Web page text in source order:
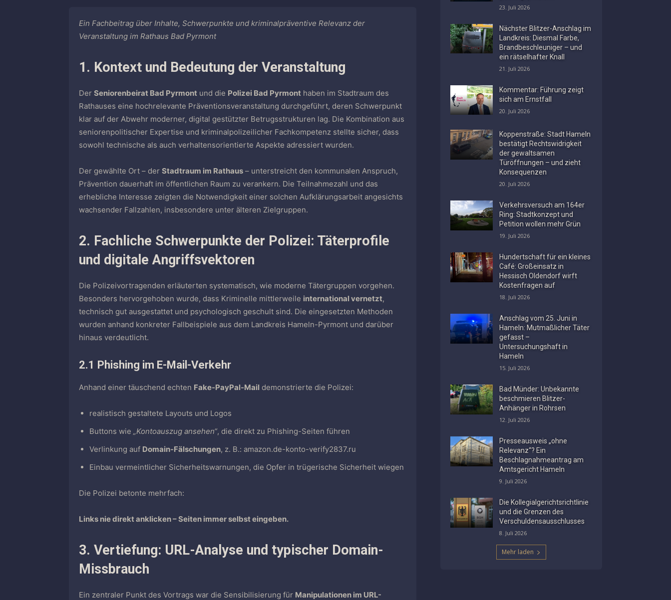
Ein Fachbeitrag über Inhalte, Schwerpunkte und kriminalpräventive Relevanz der
Veranstaltung im Rathaus Bad Pyrmont
1. Kontext und Bedeutung der Veranstaltung
Der Seniorenbeirat Bad Pyrmont und die Polizei Bad Pyrmont haben im Stadtraum des
Rathauses eine hochrelevante Präventionsveranstaltung durchgeführt, deren Schwerpunkt
klar auf der Abwehr moderner, digital gestützter Betrugsstrukturen lag. Die Kombination aus
seniorenpolitischer Expertise und kriminalpolizeilicher Fachkompetenz stellte sicher, dass
sowohl technische als auch verhaltensorientierte Aspekte adressiert wurden.
Der gewählte Ort – der Stadtraum im Rathaus – unterstreicht den kommunalen Anspruch,
Prävention dauerhaft im öffentlichen Raum zu verankern. Die Teilnahmezahl und das
erhebliche Interesse zeigten die Notwendigkeit einer solchen Aufklärungsarbeit angesichts
wachsender Fallzahlen, insbesondere unter älteren Zielgruppen.
2. Fachliche Schwerpunkte der Polizei: Täterprofile
und digitale Angriffsvektoren
Die Polizeivortragenden erläuterten systematisch, wie moderne Tätergruppen vorgehen.
Besonders hervorgehoben wurde, dass Kriminelle mittlerweile international vernetzt,
technisch gut ausgestattet und psychologisch geschult sind. Die eingesetzten Methoden
wurden anhand konkreter Fallbeispiele aus dem Landkreis Hameln-Pyrmont und darüber
hinaus verdeutlicht.
2.1 Phishing im E-Mail-Verkehr
Anhand einer täuschend echten Fake-PayPal-Mail demonstrierte die Polizei:
realistisch gestaltete Layouts und Logos
Buttons wie „Kontoauszug ansehen“, die direkt zu Phishing-Seiten führen
Verlinkung auf Domain-Fälschungen, z. B.: amazon.de-konto-verify2837.ru
Einbau vermeintlicher Sicherheitswarnungen, die Opfer in trügerische Sicherheit wiegen
Die Polizei betonte mehrfach:
Links nie direkt anklicken – Seiten immer selbst eingeben.
3. Vertiefung: URL-Analyse und typischer Domain-
Missbrauch
Ein zentraler Punkt des Vortrags war die Sensibilisierung für Manipulationen im URL-
23. Juli 2026
Nächster Blitzer-Anschlag im
Landkreis: Diesmal Farbe,
Brandbeschleuniger – und
ein rätselhafter Knall
21. Juli 2026
Kommentar: Führung zeigt
sich am Ernstfall
20. Juli 2026
Koppenstraße: Stadt Hameln
bestätigt Rechtswidrigkeit
der gewaltsamen
Türöffnungen – und zieht
Konsequenzen
20. Juli 2026
Verkehrsversuch am 164er
Ring: Stadtkonzept und
Petition wollen mehr Grün
19. Juli 2026
Hundertschaft für ein kleines
Café: Großeinsatz in
Hessisch Oldendorf wirft
Kostenfragen auf
18. Juli 2026
Anschlag vom 25. Juni in
Hameln: Mutmaßlicher Täter
gefasst –
Untersuchungshaft in
Hameln
15. Juli 2026
Bad Münder: Unbekannte
beschmieren Blitzer-
Anhänger in Rohrsen
12. Juli 2026
Presseausweis „ohne
Relevanz“? Ein
Beschlagnahmeantrag am
Amtsgericht Hameln
9. Juli 2026
Die Kollegialgerichtsrichtlinie
und die Grenzen des
Verschuldensausschlusses
8. Juli 2026
Mehr laden